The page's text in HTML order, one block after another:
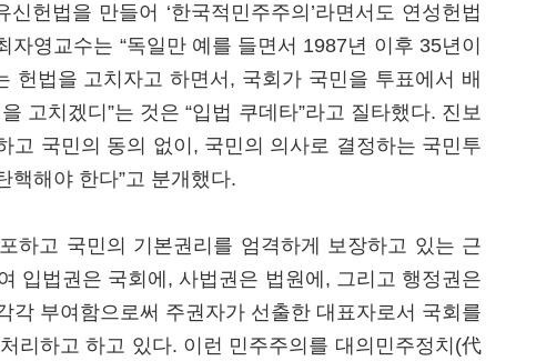
헌법을 만들어 ‘한국적민주주의’라면서도 연성헌법
영교수는 “독일만 예를 들면서 1987년 이후 35년이
헌법을 고치자고 하면서, 국회가 국민을 투표에서 배
고치겠디”는 것은 “입법 쿠데타”라고 질타했다. 진보
고 국민의 동의 없이, 국민의 의사로 결정하는 국민투
핵해야 한다”고 분개했다.
하고 국민의 기본권리를 엄격하게 보장하고 있는 근
입법권은 국회에, 사법권은 법원에, 그리고 행정권은
각 부여함으로써 주권자가 선출한 대표자로서 국회를
리하고 하고 있다. 이런 민주주의를 대의민주정치(代